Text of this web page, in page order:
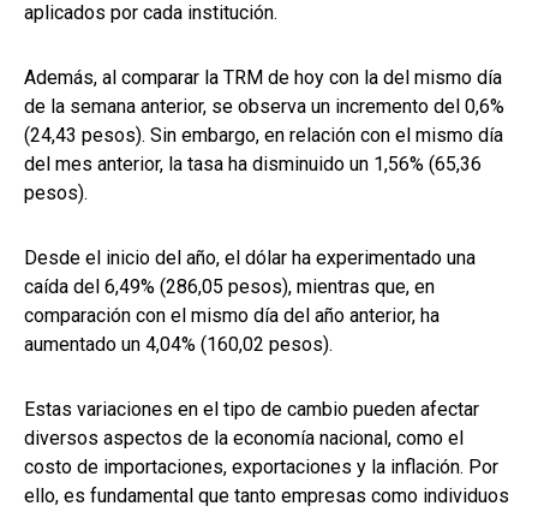
aplicados por cada institución.
Además, al comparar la TRM de hoy con la del mismo día
de la semana anterior, se observa un incremento del 0,6%
(24,43 pesos). Sin embargo, en relación con el mismo día
del mes anterior, la tasa ha disminuido un 1,56% (65,36
pesos).
Desde el inicio del año, el dólar ha experimentado una
caída del 6,49% (286,05 pesos), mientras que, en
comparación con el mismo día del año anterior, ha
aumentado un 4,04% (160,02 pesos).
Estas variaciones en el tipo de cambio pueden afectar
diversos aspectos de la economía nacional, como el
costo de importaciones, exportaciones y la inflación. Por
ello, es fundamental que tanto empresas como individuos